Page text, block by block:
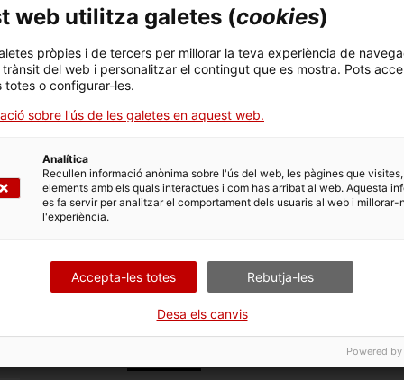
d’explorar el món de la tecnologia, amb
o dibuixar un robot amb pintura
al mètode científic, els reptes del subministrament de
en l’espai expositiu del laboratori Mentora Alsina,
Europees de Patrimoni i la Setmana de la Ciència el
properament.
diumenges fins al 27 de desembre a les 12 hores i
Museu no inclosa).
Recerca i
web utilitza galetes (cookies)
pròpies i de tercers per millorar la teva experiència de
del web i personalitzar el contingut que es mostra. Pots
totes o configurar-les.
sobre l'ús de les galetes en aquest web.
Analítica
Recullen informació anònima sobre l'ús del web, les pàgines que
elements amb els quals interactues i com has arribat al web. Aquesta
es fa servir per analitzar el comportament dels usuaris al web i millorar-
l'experiència.
Accepta-les totes Rebutja-les
Desa els canvis
Powered by